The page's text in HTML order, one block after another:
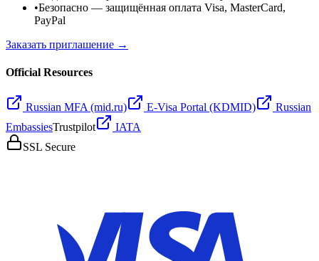
•Безопасно — защищённая оплата Visa, MasterCard,
PayPal
Заказать приглашение →
Official Resources
Russian MFA (mid.ru) E-Visa Portal (KDMID)
Russian
EmbassiesTrustpilot
IATA
SSL Secure